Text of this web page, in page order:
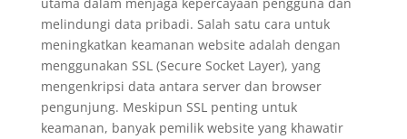
melindungi data pribadi. Salah satu cara untuk
meningkatkan keamanan website adalah dengan
menggunakan SSL (Secure Socket Layer), yang
mengenkripsi data antara server dan browser
pengunjung. Meskipun SSL penting untuk
keamanan, banyak pemilik website yang khawatir